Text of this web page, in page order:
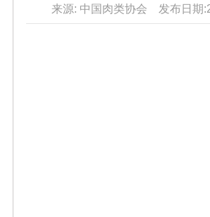
来源: 中国肉类协会 发布日期